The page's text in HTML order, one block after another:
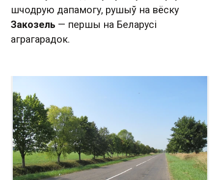
шчодрую дапамогу, рушыў на вёску
Закозель — першы на Беларусі
аграгарадок.